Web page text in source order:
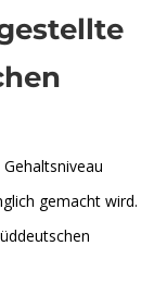
gemacht wird.